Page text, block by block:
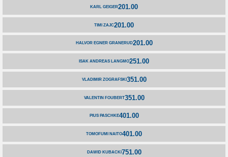
KARL GEIGER201.00
TIMI ZAJC201.00
HALVOR EGNER GRANERUD201.00
ISAK ANDREAS LANGMO251.00
VLADIMIR ZOGRAFSKI351.00
VALENTIN FOUBERT351.00
PIUS PASCHKE401.00
TOMOFUMI NAITO401.00
DAWID KUBACKI751.00